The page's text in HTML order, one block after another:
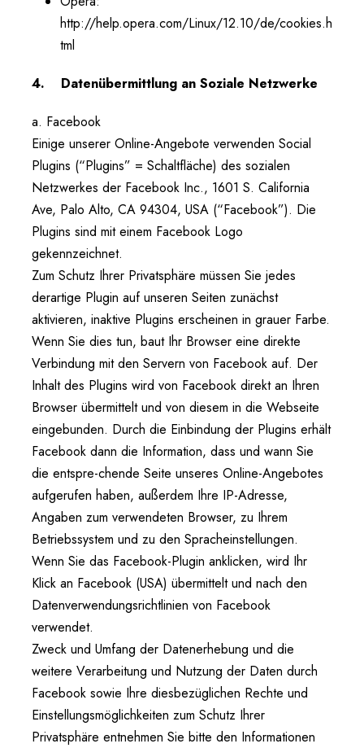
http://help.opera.com/Linux/12.10/de/cookies.h
tml
4. Datenübermittlung an Soziale Netzwerke
a. Facebook
Einige unserer Online-Angebote verwenden Social
Plugins (“Plugins” = Schaltfläche) des sozialen
Netzwerkes der Facebook Inc., 1601 S. California
Ave, Palo Alto, CA 94304, USA (“Facebook”). Die
Plugins sind mit einem Facebook Logo
gekennzeichnet.
Zum Schutz Ihrer Privatsphäre müssen Sie jedes
derartige Plugin auf unseren Seiten zunächst
aktivieren, inaktive Plugins erscheinen in grauer Farbe.
Wenn Sie dies tun, baut Ihr Browser eine direkte
Verbindung mit den Servern von Facebook auf. Der
Inhalt des Plugins wird von Facebook direkt an Ihren
Browser übermittelt und von diesem in die Webseite
eingebunden. Durch die Einbindung der Plugins erhält
Facebook dann die Information, dass und wann Sie
die entspre-chende Seite unseres Online-Angebotes
aufgerufen haben, außerdem Ihre IP-Adresse,
Angaben zum verwendeten Browser, zu Ihrem
Betriebssystem und zu den Spracheinstellungen.
Wenn Sie das Facebook-Plugin anklicken, wird Ihr
Klick an Facebook (USA) übermittelt und nach den
Datenverwendungsrichtlinien von Facebook
verwendet.
Zweck und Umfang der Datenerhebung und die
weitere Verarbeitung und Nutzung der Daten durch
Facebook sowie Ihre diesbezüglichen Rechte und
Einstellungsmöglichkeiten zum Schutz Ihrer
Privatsphäre entnehmen Sie bitte den Informationen